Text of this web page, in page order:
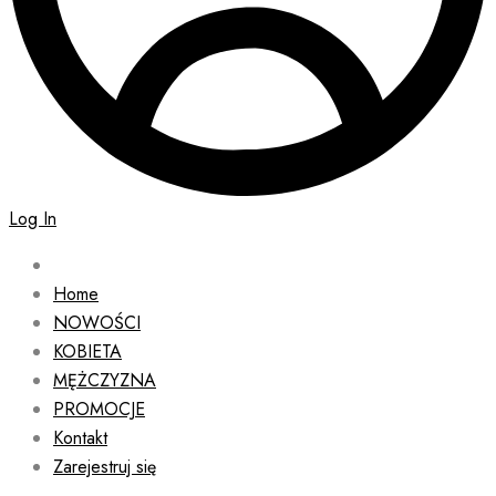
Log In
Home
NOWOŚCI
KOBIETA
MĘŻCZYZNA
PROMOCJE
Kontakt
Zarejestruj się